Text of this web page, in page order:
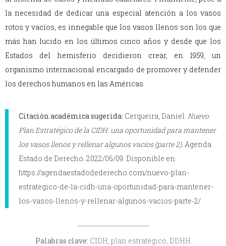
la necesidad de dedicar una especial atención a los vasos
rotos y vacíos, es innegable que los vasos llenos son los que
más han lucido en los últimos cinco años y desde que los
Estados del hemisferio decidieron crear, en 1959, un
organismo internacional encargado de promover y defender
los derechos humanos en las Américas.
Citación académica sugerida: Cerqueira, Daniel. Nuevo
Plan Estratégico de la CIDH: una oportunidad para mantener
los vasos llenos y rellenar algunos vacíos (parte 2). Agenda
Estado de Derecho. 2022/06/09. Disponible en:
https://agendaestadodederecho.com/nuevo-plan-
estrategico-de-la-cidh-una-oportunidad-para-mantener-
los-vasos-llenos-y-rellenar-algunos-vacios-parte-2/
Palabras clave: CIDH, plan estratégico, DDHH